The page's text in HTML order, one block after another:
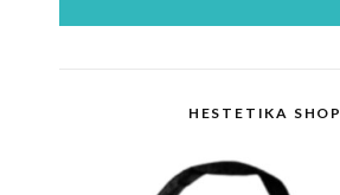
HESTETIKA SHOP